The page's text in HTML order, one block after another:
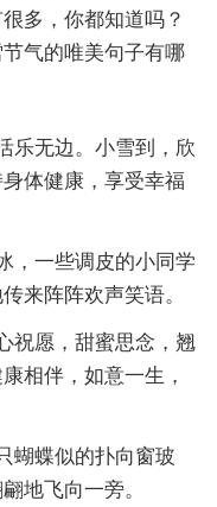
多，你都知道吗？
气的唯美句子有哪
乐无边。小雪到，欣
体健康，享受幸福
，一些调皮的小同学
来阵阵欢声笑语。
祝愿，甜蜜思念，翘
相伴，如意一生，
蝴蝶似的扑向窗玻
地飞向一旁。